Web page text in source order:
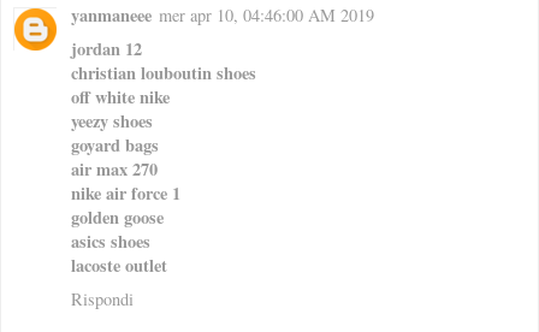
yanmaneee mer apr 10, 04:46:00 AM 2019
jordan 12
christian louboutin shoes
off white nike
yeezy shoes
goyard bags
air max 270
nike air force 1
golden goose
asics shoes
lacoste outlet
Rispondi